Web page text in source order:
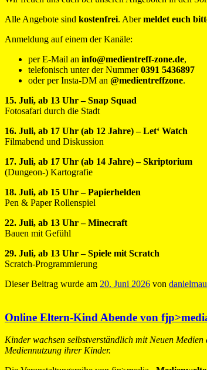
Alle Angebote sind kostenfrei. Abermeldet euch
Anmeldung auf einem der Kanäle:
per E-Mail an info@medientreff-zone.de,
telefonisch unter der Nummer0391 5436897
oder per Insta-DM an @medientreffzone.
15. Juli, ab 13 Uhr – Snap Squad
Fotosafari durch die Stadt
16. Juli, ab 17 Uhr (ab 12 Jahre) – Let‘ Watch
Filmabend und Diskussion
17. Juli, ab 17 Uhr (ab 14 Jahre) – Skriptorium
(Dungeon-) Kartografie
18. Juli, ab 15 Uhr – Papierhelden
Pen & Paper Rollenspiel
22. Juli, ab 13 Uhr – Minecraft
Bauen mit Gefühl
29. Juli, ab 13 Uhr – Spiele mit Scratch
Scratch-Programmierung
Dieser Beitrag wurde am 20. Juni 2026 von
Online Eltern-Kind Abende von
Kinder wachsen selbstverständlich mit Neuen
Mediennutzung ihrer Kinder.